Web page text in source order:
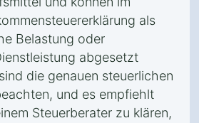
als
Belastung oder
abgesetzt
die genauen steuerlichen
und es empfiehlt
Steuerberater zu klären,